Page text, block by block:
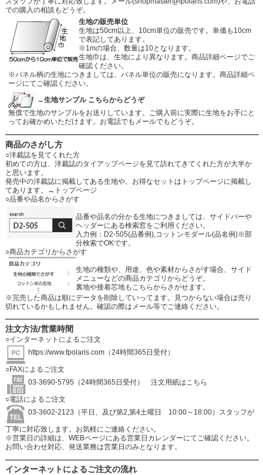
での購入の相談もどうぞ。
生地の販売単位
生地は50cm以上、10cm単位の販売です。単価も10cm
で表記してあります。
※1mの場合、数量は10となります。
生地巾は、生地により異なります。商品詳細ページでご
確認ください。
※パネル柄の生地につきましては、パネル単位の販売になります。商品詳細ペ
ージにてご確認ください。
→生地サンプル こちらからどうぞ
無償で生地のサンプルをお送りしています。ご購入前に実際に生地をお手にと
ってお確かめいただけます。お電話でもメールでもどうぞ。
商品のさがし方
○洋裁誌を見てくれた方
初めての方は、洋裁誌のタイアップページを見て訪れてきてくれた方が大半か
と思います。
発売中の洋裁誌に掲載してある生地や、お得なセットはトップページに掲載し
てあります。
→トップページ
○品番や品名からさがす
品番や品名の分かる生地につきましては、サイドバーや
ヘッダーにある検索窓をご利用ください。
入力例：D2-505(品番例),コットンモダール(品名例)※部
分検索でOKです。
○商品カテゴリからさがす
生地の種類や、用途、色や素材からさがす場合、サイド
メニューなどの商品カテゴリからどうぞ。
裏地や接着芯地もこちらからさがせます。
※完売した商品は順にデータを削除していってます。見つからない場合は売り
切れているかもしれません。確認の際はメール等でご連絡ください。
注文方法/営業時間
○インターネットによるご注文
https://www.fpolaris.com（24時間365日受付）
○FAXによるご注文
03-3690-5795（24時間365日受付）
注文用紙はこちら
○電話によるご注文
03-3602-2123（平日、及び第2,第4土曜日 10:00～18:00）スタッフが
丁寧に対応致します。お気軽にご連絡ください。
※営業日の詳細は、WEBページにある営業日カレンダーにてご確認ください。
お問い合わせ対応、発送業務は営業日のみとなります。
インターネットによるご注文の流れ